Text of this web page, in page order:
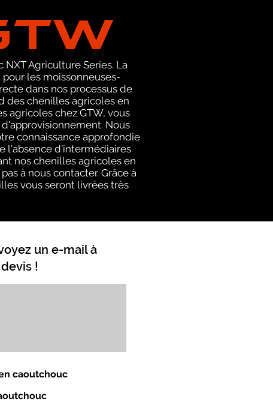
Agriculture Series. La
les moissonneuses-
dans nos processus de
des chenilles agricoles en
agricoles chez GTW, vous
Nous
connaissance approfondie
l'absence d'intermédiaires
nos chenilles agricoles en
à nous contacter. Grâce à
vous seront livrées très
un e-mail à
!
caoutchouc